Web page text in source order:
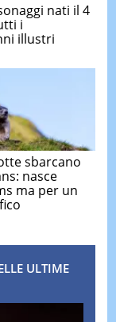
nati il 4
i
illustri
sbarcano
nasce
ma per un
ULTIME